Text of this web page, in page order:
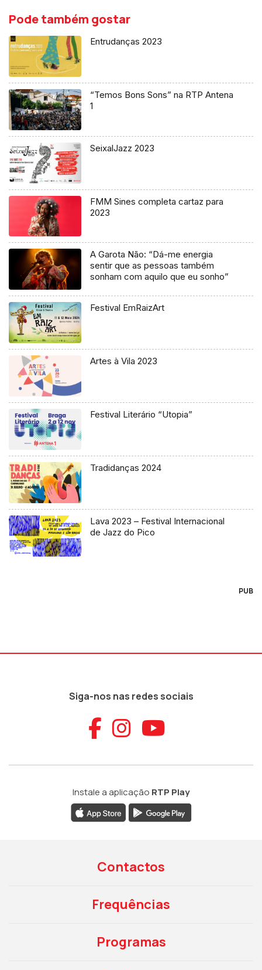
Pode também gostar
Entrudanças 2023
“Temos Bons Sons” na RTP Antena
1
SeixalJazz 2023
FMM Sines completa cartaz para
2023
A Garota Não: “Dá-me energia
sentir que as pessoas também
sonham com aquilo que eu sonho”
Festival EmRaizArt
Artes à Vila 2023
Festival Literário “Utopia”
Tradidanças 2024
Lava 2023 – Festival Internacional
de Jazz do Pico
PUB
Siga-nos nas redes sociais
Aceder ao
Aceder ao
Aceder
Instale a aplicação RTP Play
Contactos
Frequências
Programas